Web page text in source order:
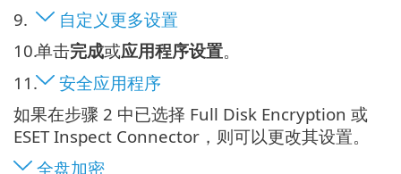
9.
自定义更多设置
10.单击完成或应用程序设置。
11.
安全应用程序
如果在步骤 2 中已选择 Full Disk Encryption 或
ESET Inspect Connector，则可以更改其设置。
全盘加密